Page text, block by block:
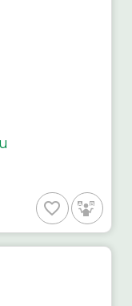
favorite_border